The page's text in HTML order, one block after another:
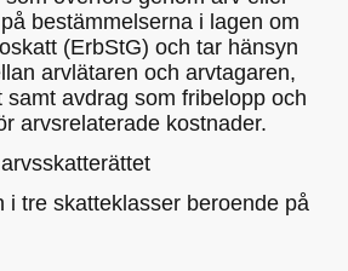
bestämmelserna i lagen om
(ErbStG) och tar hänsyn
arvlätaren och arvtagaren,
avdrag som fribelopp och
arvsrelaterade kostnader.
i tre skatteklasser beroende på